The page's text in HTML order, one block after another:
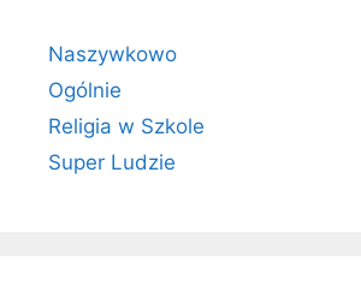
Naszywkowo
Ogólnie
Religia w Szkole
Super Ludzie